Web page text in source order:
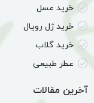
خرید عسل
خرید ژل رویال
خرید گلاب
عطر طبیعی
آخرین مقالات